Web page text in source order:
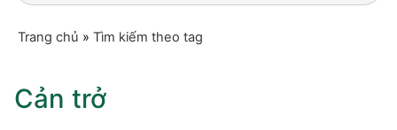
Trang chủ » Tìm kiếm theo tag
Cản trở